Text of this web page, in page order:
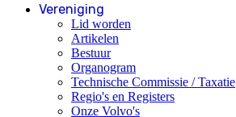
Vereniging
Lid worden
Artikelen
Bestuur
Organogram
Technische Commissie / Taxatie
Regio's en Registers
Onze Volvo's